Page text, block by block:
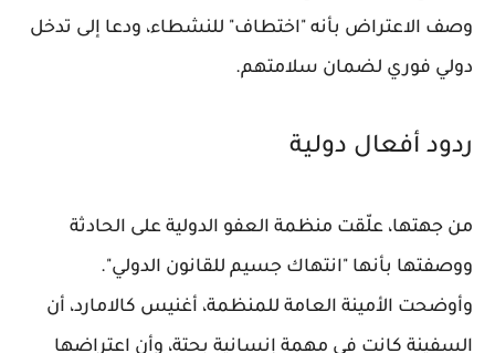
وصف الاعتراض بأنه "اختطاف" للنشطاء، ودعا إلى تدخل
دولي فوري لضمان سلامتهم.
ردود أفعال دولية
من جهتها، علّقت منظمة العفو الدولية على الحادثة
ووصفتها بأنها "انتهاك جسيم للقانون الدولي".
وأوضحت الأمينة العامة للمنظمة، أغنيس كالامارد، أن
السفينة كانت في مهمة إنسانية بحتة، وأن اعتراضها